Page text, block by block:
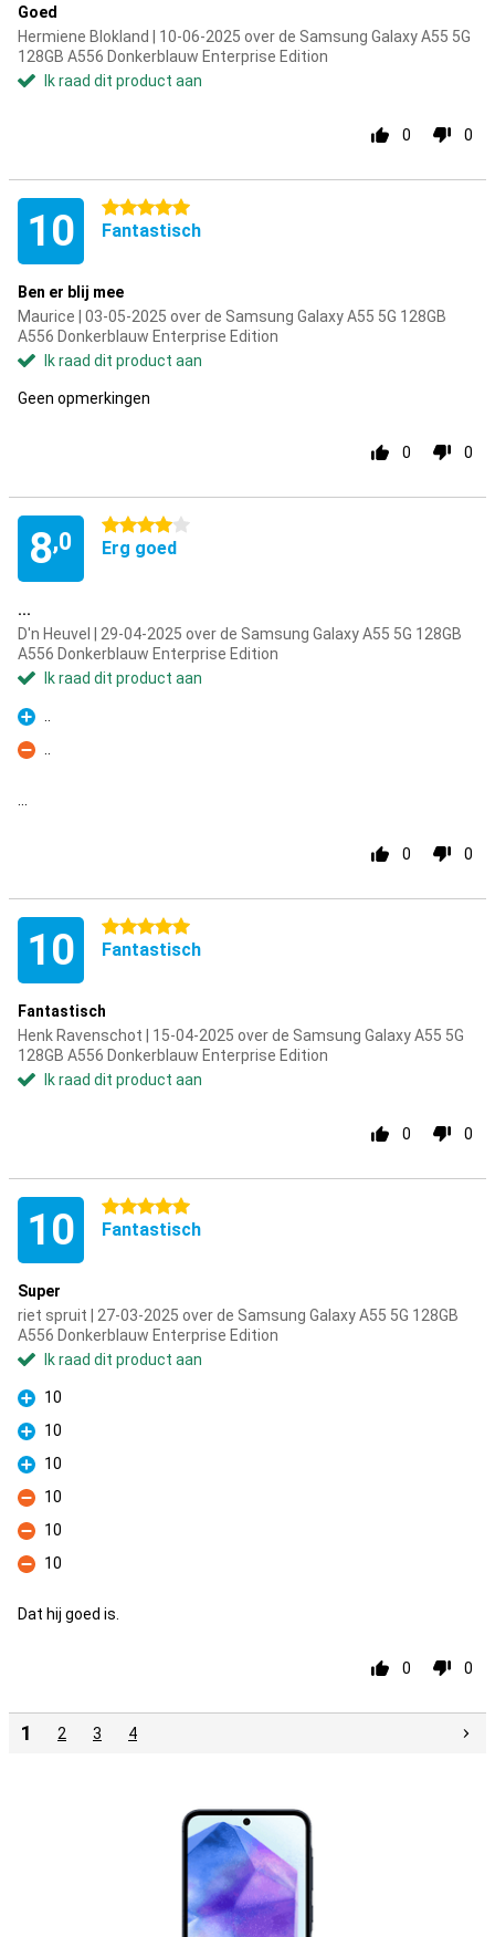
Goed
Hermiene Blokland | 10-06-2025 over de Samsung Galaxy A55 5G
128GB A556 Donkerblauw Enterprise Edition
Ik raad dit product aan
0 0
10 5 sterren
Fantastisch
Ben er blij mee
Maurice | 03-05-2025 over de Samsung Galaxy A55 5G 128GB
A556 Donkerblauw Enterprise Edition
Ik raad dit product aan
Geen opmerkingen
0 0
8,0
4 sterren
Erg goed
...
D'n Heuvel | 29-04-2025 over de Samsung Galaxy A55 5G 128GB
A556 Donkerblauw Enterprise Edition
Ik raad dit product aan
Pluspunt
Minpunt
0 0
10 5 sterren
Fantastisch
Fantastisch
Henk Ravenschot | 15-04-2025 over de Samsung Galaxy A55 5G
128GB A556 Donkerblauw Enterprise Edition
Ik raad dit product aan
0 0
10 5 sterren
Fantastisch
Super
riet spruit | 27-03-2025 over de Samsung Galaxy A55 5G 128GB
A556 Donkerblauw Enterprise Edition
Ik raad dit product aan
Pluspunt
10
Pluspunt
10
Pluspunt
10
Minpunt
10
Minpunt
10
Minpunt
10
Dat hij goed is.
0 0
1 2 3 4